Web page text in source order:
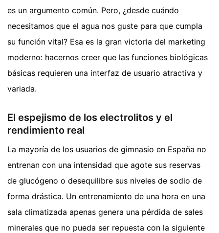
es un argumento común. Pero, ¿desde cuándo
necesitamos que el agua nos guste para que cumpla
su función vital? Esa es la gran victoria del marketing
moderno: hacernos creer que las funciones biológicas
básicas requieren una interfaz de usuario atractiva y
variada.
El espejismo de los electrolitos y el
rendimiento real
La mayoría de los usuarios de gimnasio en España no
entrenan con una intensidad que agote sus reservas
de glucógeno o desequilibre sus niveles de sodio de
forma drástica. Un entrenamiento de una hora en una
sala climatizada apenas genera una pérdida de sales
minerales que no pueda ser repuesta con la siguiente